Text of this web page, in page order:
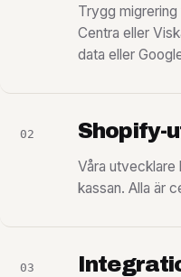
Trygg
Centra eller
data eller
02 Shopify-
Våra utvecklare
kassan. Alla är
03